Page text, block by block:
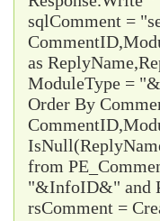
sqlComment =
as
ModuleType =
Order By
from
"&InfoID&" and
rsComment =